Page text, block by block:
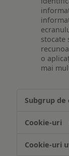
stocate
o
mai
și/sau
informațiilor
pe